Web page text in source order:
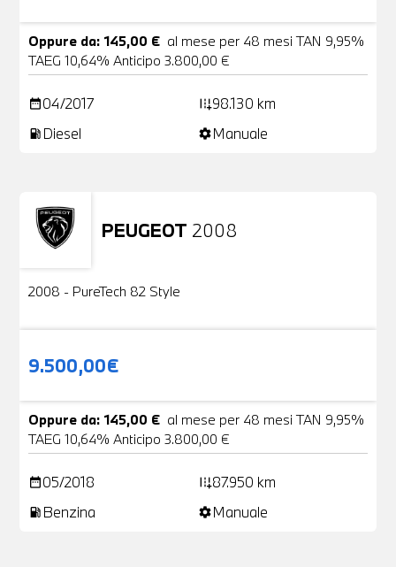
Oppure da: 145,00 € al mese per 48 mesi TAN 9,95%
TAEG 10,64% Anticipo 3.800,00 €
date_range04/2017 add_road98.130 km
local_gas_station Diesel settingsManuale
PEUGEOT 2008
Usato
2008 - PureTech 82 Style
9.500,00€
Oppure da: 145,00 € al mese per 48 mesi TAN 9,95%
TAEG 10,64% Anticipo 3.800,00 €
date_range05/2018 add_road87.950 km
local_gas_station Benzina settingsManuale